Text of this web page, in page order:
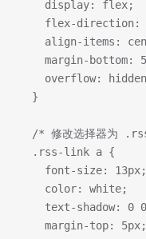
    display: flex;
flex-direction:
align-items:
margin-bottom:
overflow:
  }
/* 修改选择器为
  .rss-link a {
    font-size: 13px;
    color: white;
text-shadow: 0
margin-top: 5px;